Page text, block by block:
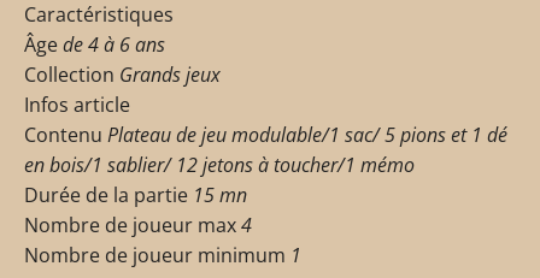
Caractéristiques
Âgede 4 à 6 ans
Collection Grands jeux
Infos article
Contenu Plateau de jeu modulable/1 sac/ 5 pions et 1 dé
en bois/1 sablier/ 12 jetons à toucher/1 mémo
Durée de la partie 15 mn
Nombre de joueur max4
Nombre de joueur minimum 1